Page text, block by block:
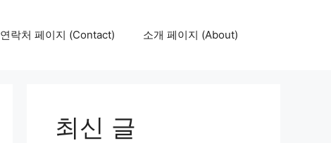
연락처 페이지 (Contact) 소개 페이지 (About)
최신 글